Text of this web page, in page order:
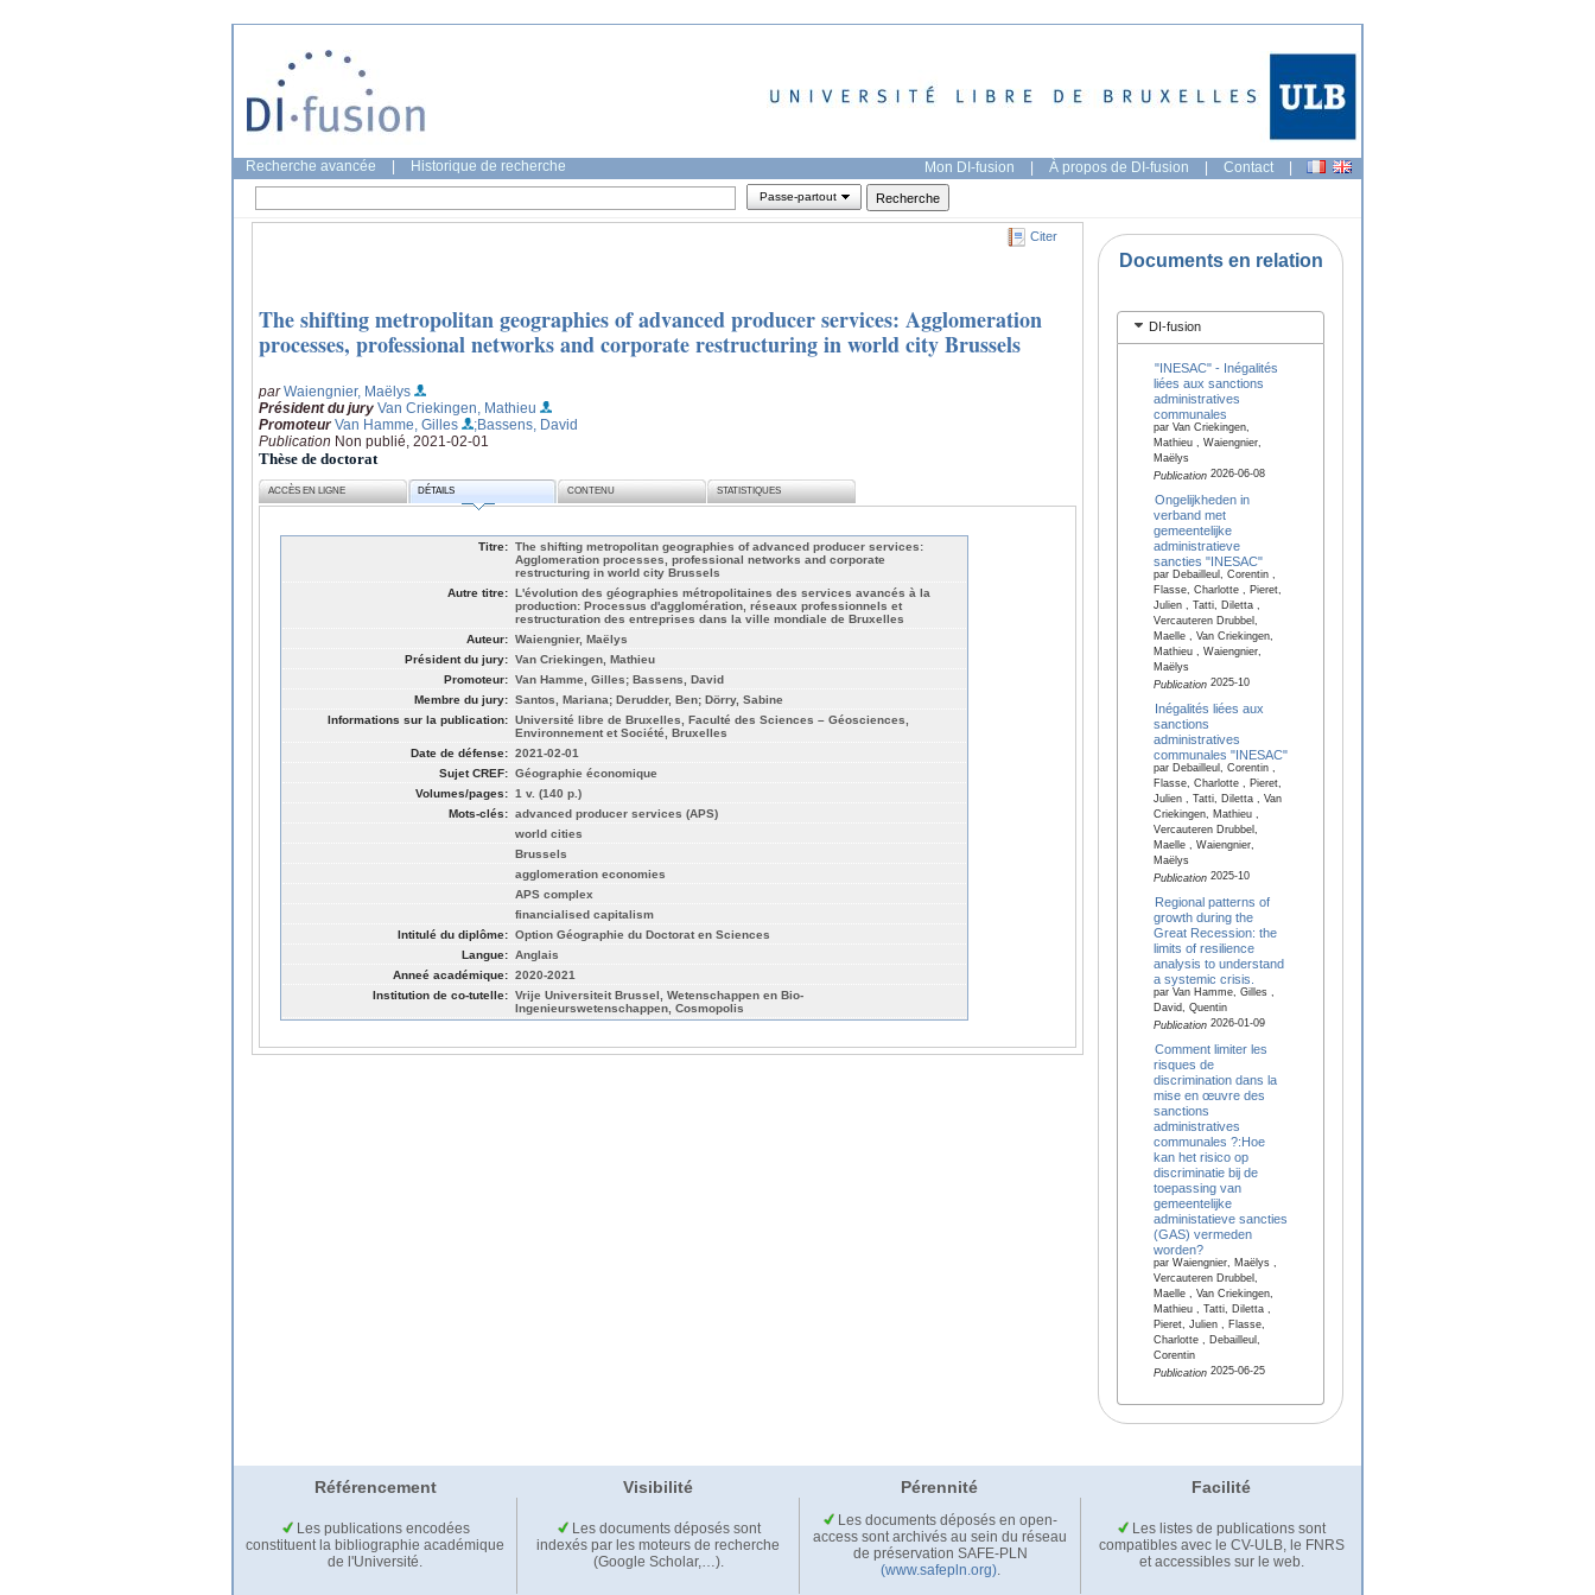
Recherche avancée Historique de recherche Mon DI-fusion | À propos de DI-fusion | Contact |
Passe-partout
Citer
The shifting metropolitan geographies of advanced producer services: Agglomeration
processes, professional networks and corporate restructuring in world city Brussels
parWaiengnier, Maëlys
Président du jury Van Criekingen, Mathieu
Promoteur Van Hamme, Gilles
;Bassens, David
Publication Non publié, 2021-02-01
Thèse de doctorat
ACCÈS EN LIGNE DÉTAILS CONTENU STATISTIQUES
Titre: The shifting metropolitan geographies of advanced producer services:
Agglomeration processes, professional networks and corporate
restructuring in world city Brussels
Autre titre: L'évolution des géographies métropolitaines des services avancés à la
production: Processus d'agglomération, réseaux professionnels et
restructuration des entreprises dans la ville mondiale de Bruxelles
Auteur: Waiengnier, Maëlys
Président du jury: Van Criekingen, Mathieu
Promoteur: Van Hamme, Gilles; Bassens, David
Membre du jury: Santos, Mariana; Derudder, Ben; Dörry, Sabine
Informations sur la publication: Université libre de Bruxelles, Faculté des Sciences – Géosciences,
Environnement et Société, Bruxelles
Date de défense: 2021-02-01
Sujet CREF: Géographie économique
Volumes/pages: 1 v. (140 p.)
Mots-clés: advanced producer services (APS)
world cities
Brussels
agglomeration economies
APS complex
financialised capitalism
Intitulé du diplôme: Option Géographie du Doctorat en Sciences
Langue: Anglais
Anneé académique: 2020-2021
Institution de co-tutelle: Vrije Universiteit Brussel, Wetenschappen en Bio-
Ingenieurswetenschappen, Cosmopolis
Documents en relation
DI-fusion
"INESAC" - Inégalités
liées aux sanctions
administratives
communales
par Van Criekingen,
Mathieu , Waiengnier,
Maëlys
Publication2026-06-08
Ongelijkheden in
verband met
gemeentelijke
administratieve
sancties "INESAC"
par Debailleul, Corentin ,
Flasse, Charlotte , Pieret,
Julien , Tatti, Diletta ,
Vercauteren Drubbel,
Maelle , Van Criekingen,
Mathieu , Waiengnier,
Maëlys
Publication2025-10
Inégalités liées aux
sanctions
administratives
communales "INESAC"
par Debailleul, Corentin ,
Flasse, Charlotte , Pieret,
Julien , Tatti, Diletta , Van
Criekingen, Mathieu ,
Vercauteren Drubbel,
Maelle , Waiengnier,
Maëlys
Publication2025-10
Regional patterns of
growth during the
Great Recession: the
limits of resilience
analysis to understand
a systemic crisis.
par Van Hamme, Gilles ,
David, Quentin
Publication2026-01-09
Comment limiter les
risques de
discrimination dans la
mise en œuvre des
sanctions
administratives
communales ?:Hoe
kan het risico op
discriminatie bij de
toepassing van
gemeentelijke
administatieve sancties
(GAS) vermeden
worden?
par Waiengnier, Maëlys ,
Vercauteren Drubbel,
Maelle , Van Criekingen,
Mathieu , Tatti, Diletta ,
Pieret, Julien , Flasse,
Charlotte , Debailleul,
Corentin
Publication2025-06-25
Référencement Visibilité Pérennité Facilité
Les publications encodées
constituent la bibliographie académique
de l'Université.
Les documents déposés sont
indexés par les moteurs de recherche
(Google Scholar,…).
Les documents déposés en open-
access sont archivés au sein du réseau
de préservation SAFE-PLN
(www.safepln.org).
Les listes de publications sont
compatibles avec le CV-ULB, le FNRS
et accessibles sur le web.